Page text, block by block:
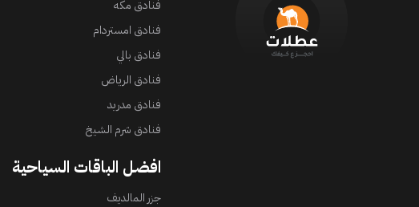
فنادق مكه
فنادق امستردام
فنادق بالي
فنادق الرياض
فنادق مدريد
فنادق شرم الشيخ
افضل الباقات السياحية
جزر المالديف